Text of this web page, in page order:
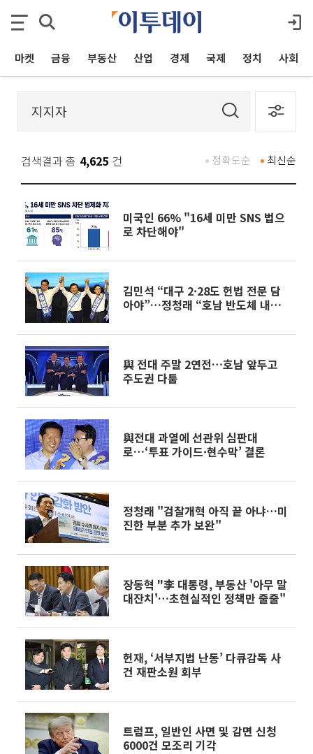
마켓 금융 부동산 산업 경제 국제 정치 사회
검색결과 총 4,625 건 최신순
정확도순
미국인 66% "16세 미만 SNS 법으
로 차단해야"
김민석 “대구 2·28도 헌법 전문 담
아야”…정청래 “호남 반도체 내가
與 전대 주말 2연전…호남 앞두고
주도권 다툼
與전대 과열에 선관위 심판대
로…‘투표 가이드·현수막’ 결론
정청래 "검찰개혁 아직 끝 아냐…미
진한 부분 추가 보완"
장동혁 "李 대통령, 부동산 '아무 말
대잔치'…초현실적인 정책만 줄줄"
헌재, ‘서부지법 난동’ 다큐감독 사
건 재판소원 회부
트럼프, 일반인 사면 및 감면 신청
6000건 모조리 기각